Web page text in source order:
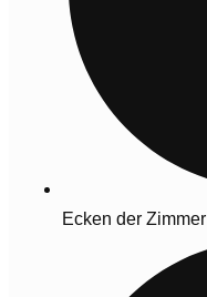
Ecken der Zimmer